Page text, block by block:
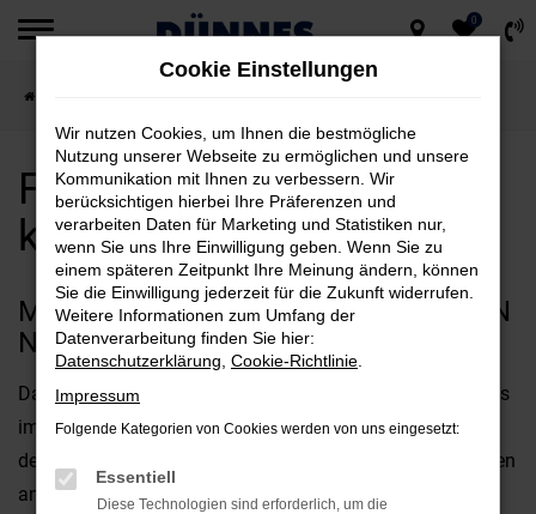
Zum
springen
0
Ford Kuga für Nürnberg
kaufen
MIT DEM FORD KUGA UNTERWEGS IN
NÜRNBERG
Das perfekte Fahrzeug für Nürnberg? Diese Frage wird uns
immer wieder gestellt und offen gestanden, kommt es bei
der Beantwortung stark auf Ihre individuellen Vorstellungen
an. Fest steht jedoch, dass der Ford Kuga bestens für Ihre
Cookie Einstellungen
Wir nutzen Cookies, um Ihnen die bestmögliche
Nutzung unserer Webseite zu ermöglichen und unsere
Kommunikation mit Ihnen zu verbessern. Wir
berücksichtigen hierbei Ihre Präferenzen und
verarbeiten Daten für Marketing und Statistiken nur,
wenn Sie uns Ihre Einwilligung geben. Wenn Sie zu
einem späteren Zeitpunkt Ihre Meinung ändern, können
Sie die Einwilligung jederzeit für die Zukunft widerrufen.
Weitere Informationen zum Umfang der
Datenverarbeitung finden Sie hier:
Datenschutzerklärung Cookie-Richtlinie
Impressum
Folgende Kategorien von Cookies werden von uns eingesetzt:
Essentiell
Diese Technologien sind erforderlich, um die